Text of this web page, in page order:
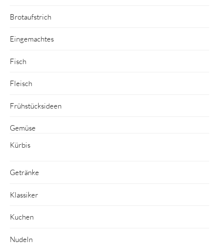
Brotaufstrich
Eingemachtes
Fisch
Fleisch
Frühstücksideen
Gemüse
Kürbis
Getränke
Klassiker
Kuchen
Nudeln